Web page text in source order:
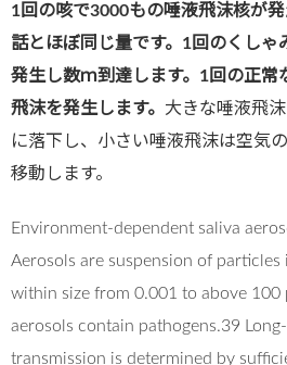
1回の咳で3000もの唾液飛沫核が
話とほぼ同じ量です。1回のくしゃ
発生し数ｍ到達します。1回の正常
飛沫を発生します。 大きな唾液飛
に落下し、小さい唾液飛沫は空気
移動します。
Environment-dependent saliva
Aerosols are suspension of
within size from 0.001 to above 100
aerosols contain pathogens.39
transmission is determined by